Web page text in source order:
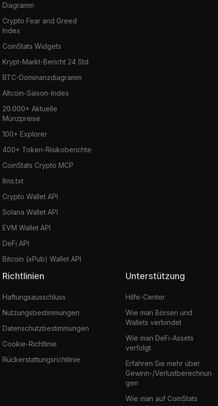
Diagramm
Crypto Fear and Greed
Index
CoinStats Widgets
Krypt-Markt-Bericht 24 Std
BTC-Dominanzdiagramm
Altcoin-Saison-Index
20.000+ Aktuelle
Münzpreise
100+ Explorer
400+ Token-Risikoberichte
CoinStats Crypto MCP
llms.txt
Crypto Wallet API
Solana Wallet API
EVM Wallet API
DeFi API
Bitcoin (xPub) Wallet API
Richtlinien
Haftungsausschluss
Nutzungsbestimmungen
Datenschutzbestimmungen
Cookie-Richtlinie
Rückerstattungsrichtlinie
Unterstützung
Hilfe-Center
Wie man Börsen und
Wallets verbindet
Wie man DeFi-Assets
verfolgt
Erfahren Sie mehr über
Gewinn-/Verlustberechnun
gen
Wie man auf CoinStats